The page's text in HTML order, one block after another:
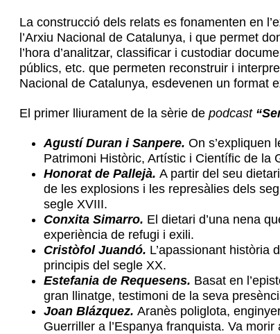
La construcció dels relats es fonamenten en
l’Arxiu Nacional de Catalunya, i que permet
l’hora d’analitzar, classificar i custodiar
públics, etc. que permeten reconstruir i
Nacional de Catalunya, esdevenen un format
El primer lliurament de la sèrie de podcast
Agustí Duran i Sanpere. On s’expliquen
Patrimoni Històric, Artístic i Científic de la
Honorat de Pallejà. A partir del seu
de les explosions i les represàlies dels
segle XVIII.
Conxita Simarro. El dietari d’una nena
experiència de refugi i exili.
Cristòfol Juandó. L’apassionant història
principis del segle XX.
Estefania de Requesens. Basat en
gran llinatge, testimoni de la seva
Joan Blázquez. Aranès poliglota,
Guerriller a l’Espanya franquista. Va morir